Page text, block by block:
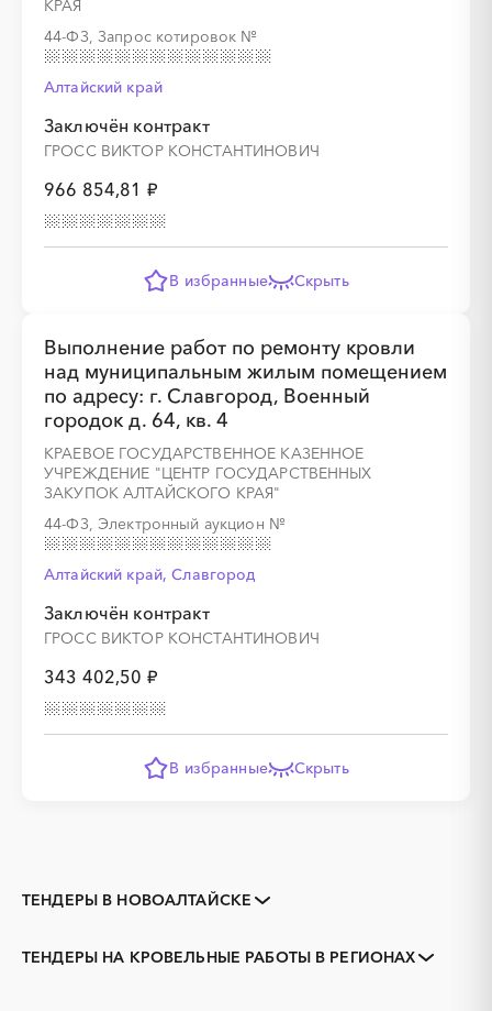
КРАЯ
44-ФЗ, Запрос котировок №
Алтайский край
Заключён контракт
ГРОСС ВИКТОР КОНСТАНТИНОВИЧ
966 854,81 ₽
В избранные Скрыть
Выполнение работ по ремонту кровли
над муниципальным жилым помещением
по адресу: г. Славгород, Военный
городок д. 64, кв. 4
КРАЕВОЕ ГОСУДАРСТВЕННОЕ КАЗЕННОЕ
УЧРЕЖДЕНИЕ "ЦЕНТР ГОСУДАРСТВЕННЫХ
ЗАКУПОК АЛТАЙСКОГО КРАЯ"
44-ФЗ, Электронный аукцион №
Алтайский край, Славгород
Заключён контракт
ГРОСС ВИКТОР КОНСТАНТИНОВИЧ
343 402,50 ₽
В избранные Скрыть
ТЕНДЕРЫ В НОВОАЛТАЙСКЕ
Тендеры заводов
1С
ТЕНДЕРЫ НА КРОВЕЛЬНЫЕ РАБОТЫ В РЕГИОНАХ